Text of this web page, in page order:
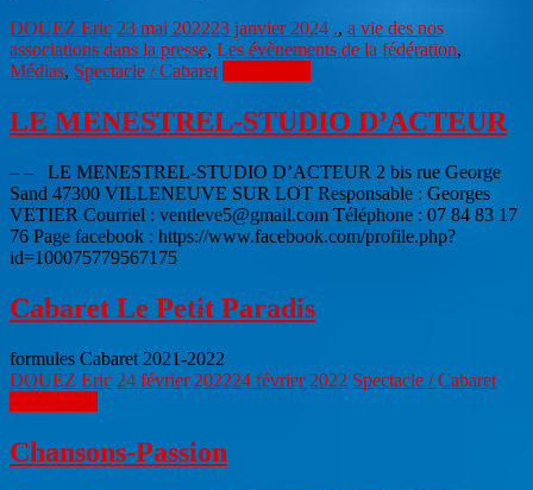
DOUEZ Eric 23 mai 202223 janvier 2024 ., a vie des nos
associations dans la presse, Les évènements de la fédération,
Médias, Spectacle / Cabaret
LE MENESTREL-STUDIO D’ACTEUR
– – LE MENESTREL-STUDIO D’ACTEUR 2 bis rue George
Sand 47300 VILLENEUVE SUR LOT Responsable : Georges
VETIER Courriel : ventleve5@gmail.com Téléphone : 07 84 83 17
76 Page facebook : https://www.facebook.com/profile.php?
id=100075779567175
Cabaret Le Petit Paradis
formules Cabaret 2021-2022
DOUEZ Eric 24 février 202224 février 2022 Spectacle / Cabaret
Chansons-Passion